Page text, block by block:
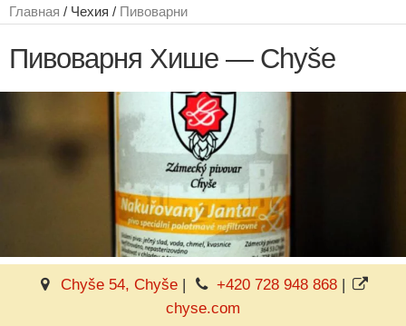
Главная / Чехия / Пивоварни
Пивоварня Хише — Chyše
Chyše 54, Chyše | +420 728 948 868|
chyse.com